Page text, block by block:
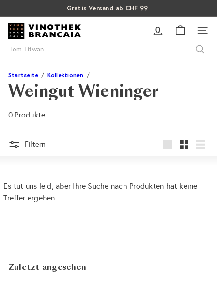
zum
Inhalt
Pause
Gratis Versand ab CHF 99
Über 15% Rabatt auf Sommer Weine
SALE: Bis zu 40% auf letzte Flaschen
V
i
n
t
h
e
a
i
a
Suche
Startseite Kollektionen
Weingut Wieninger
0 Produkte
Filtern
Es tut uns leid, aber Ihre Suche nach Produkten hat keine
Treffer ergeben.
Zuletzt angesehen